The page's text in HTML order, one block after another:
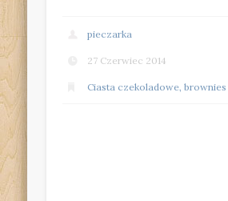
pieczarka
27 Czerwiec 2014
Ciasta czekoladowe, brownies